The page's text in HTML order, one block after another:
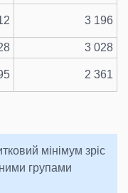
3 196
3 028
2 361
мінімум зріс
групами